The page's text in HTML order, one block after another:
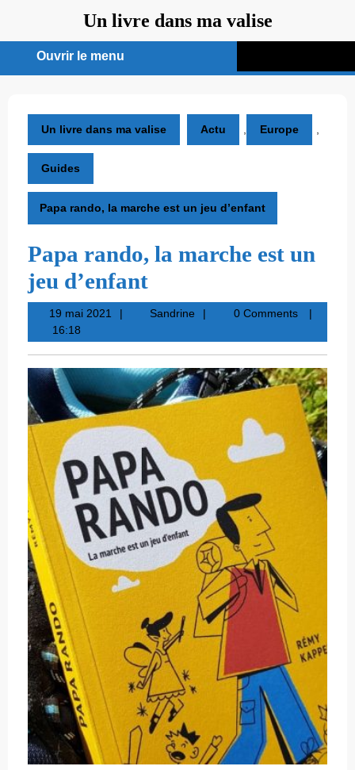
contenu
Un livre dans ma valise
Ouvrir le menu
menu
Un livre dans ma valise Actu Europe
Guides
Papa rando, la marche est un jeu d’enfant
Papa rando, la marche est un
jeu d’enfant
19 mai 2021 19
2021
SandrineSandrine0 Comments
16:18